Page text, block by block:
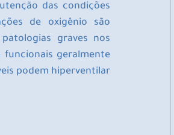
das condições
de oxigênio são
graves nos
geralmente
​​podem hiperventilar